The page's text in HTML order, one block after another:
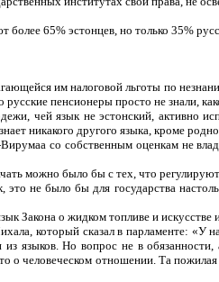
65% эстонцев, но только 35%
им налоговой льготы по
пенсионеры просто не знали,
чей язык не эстонский, активно
никакого другого языка, кроме
со собственным оценкам не
можно было бы с тех, что
это не было бы для государства
Закона о жидком топливе и искусстве
который сказал в парламенте: «У
языков. Но вопрос не в
о человеческом отношении. Та